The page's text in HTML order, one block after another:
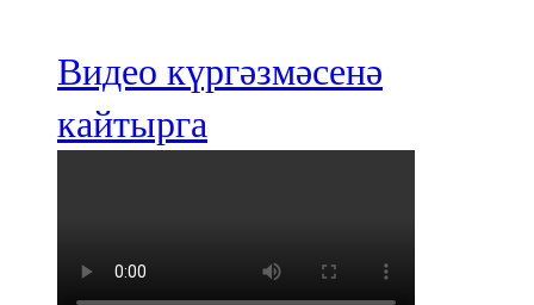
100,3 FM
Зәй
106,6 FM
105,2 FM
Видео күргәзмәсенә
кайтырга